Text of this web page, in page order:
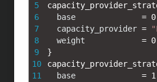
5
6
7
8
9
10
11
base
= 0
capacity_provider =
weight
= 0
}
base
= 1